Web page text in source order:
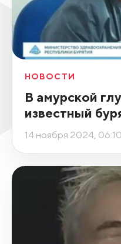
НОВОСТИ
В амурской
известный
14 ноября 2024, 06:10